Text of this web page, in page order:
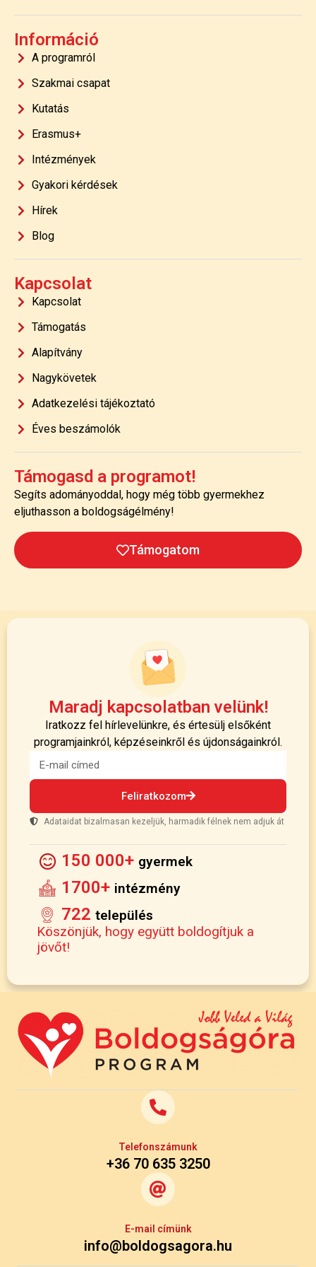
Információ
A programról
Szakmai csapat
Kutatás
Erasmus+
Intézmények
Gyakori kérdések
Hírek
Blog
Kapcsolat
Kapcsolat
Támogatás
Alapítvány
Nagykövetek
Adatkezelési tájékoztató
Éves beszámolók
Támogasd a programot!
Segíts adományoddal, hogy még több gyermekhez
eljuthasson a boldogságélmény!
Támogatom
Maradj kapcsolatban velünk!
Iratkozz fel hírlevelünkre, és értesülj elsőként
programjainkról, képzéseinkről és újdonságainkról.
Feliratkozom
Adataidat bizalmasan kezeljük, harmadik félnek nem adjuk át
150 000+ gyermek
1700+ intézmény
722 település
Köszönjük, hogy együtt boldogítjuk a
jövőt!
Telefonszámunk
+36 70 635 3250
E-mail címünk
info@boldogsagora.hu